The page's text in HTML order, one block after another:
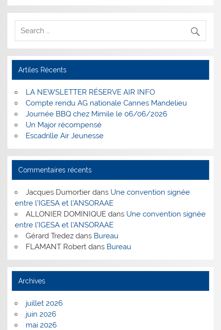
Artiles Récents
LA NEWSLETTER RÉSERVE AIR INFO
Compte rendu AG nationale Cannes Mandelieu
Journée BBQ chez Mimile le 06/06/2026
Un Major récompensé
Escadrille Air Jeunesse
Commentaires récents
Jacques Dumortierdans Une convention signée
entre l’IGESA et l’ANSORAAE
ALLONIER DOMINIQUEdans Une convention signée
entre l’IGESA et l’ANSORAAE
Gérard Tredezdans Bureau
FLAMANT Robertdans Bureau
Archives
juillet 2026
juin 2026
mai 2026